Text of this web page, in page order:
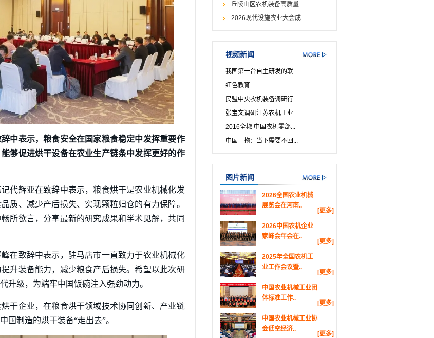
中表示，粮食安全在国家粮食稳定中发挥重要作
够促进烘干设备在农业生产链条中发挥更好的作
代辉亚在致辞中表示，粮食烘干是农业机械化发
质、减少产后损失、实现颗粒归仓的有力保障。
所欲言，分享最新的研究成果和学术见解，共同
在致辞中表示，驻马店市一直致力于农业机械化
升装备能力，减少粮食产后损失。希望以此次研
升级，为端牢中国饭碗注入强劲动力。
干企业，在粮食烘干领域技术协同创新、产业链
国制造的烘干装备“走出去”。
丘陵山区农机装备高质量...
2026现代设施农业大会成...
视频新闻
我国第一台自主研发的联...
红色教育
民盟中央农机装备调研行
张宝文调研江苏农机工业...
2016全椒 中国农机零部...
中国一拖：当下需要不回...
图片新闻
[更多]
2026全国农业机械
展览会在河南..
[更多]
2026中国农机企业
家峰会年会在..
[更多]
2025年全国农机工
业工作会议暨..
[更多]
中国农业机械工业团
体标准工作..
[更多]
中国农业机械工业协
会低空经济..